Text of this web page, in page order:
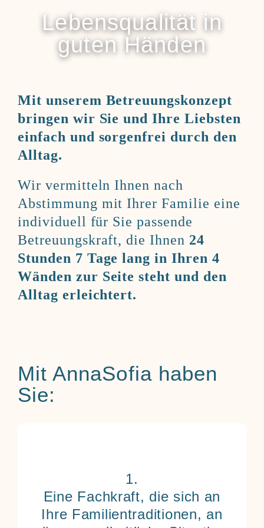
Lebensqualität in
guten Händen
Mit unserem Betreuungskonzept
bringen wir Sie und Ihre Liebsten
einfach und sorgenfrei durch den
Alltag.
Wir vermitteln Ihnen nach
Abstimmung mit Ihrer Familie eine
individuell für Sie passende
Betreuungskraft, die Ihnen 24
Stunden 7 Tage lang in Ihren 4
Wänden zur Seite steht und den
Alltag erleichtert.
Mit AnnaSofia haben
Sie:
Eine Fachkraft, die sich an
Ihre Familientraditionen, an
Betreuerin per Telefon oder per Video-Call zu
sprechen, um einen persönlichen ersten
Eindruck zu gewinnen.